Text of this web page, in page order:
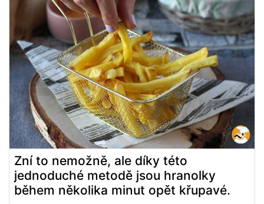
Zní to nemožně, ale díky této
jednoduché metodě jsou hranolky
během několika minut opět křupavé.